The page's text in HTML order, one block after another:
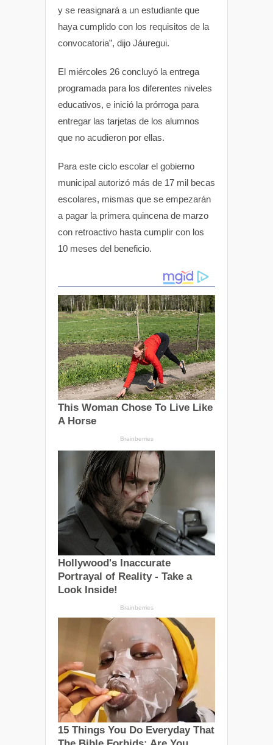
y se reasignará a un estudiante que
haya cumplido con los requisitos de la
convocatoria”, dijo Jáuregui.
El miércoles 26 concluyó la entrega
programada para los diferentes niveles
educativos, e inició la prórroga para
entregar las tarjetas de los alumnos
que no acudieron por ellas.
Para este ciclo escolar el gobierno
municipal autorizó más de 17 mil becas
escolares, mismas que se empezarán
a pagar la primera quincena de marzo
con retroactivo hasta cumplir con los
10 meses del beneficio.